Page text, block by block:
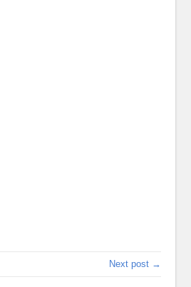
Next post →